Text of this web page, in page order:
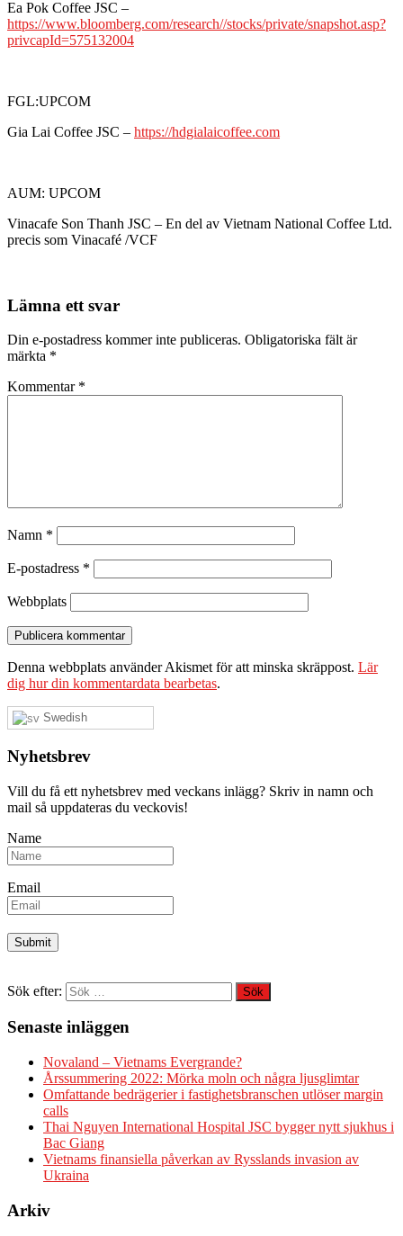
Ea Pok Coffee JSC –
https://www.bloomberg.com/research//stocks/private/snapshot.asp?
privcapId=575132004
FGL:UPCOM
Gia Lai Coffee JSC – https://hdgialaicoffee.com
AUM: UPCOM
Vinacafe Son Thanh JSC – En del av Vietnam National Coffee Ltd.
precis som Vinacafé /VCF
Lämna ett svar
Din e-postadress kommer inte publiceras. Obligatoriska fält är
märkta *
Kommentar *
Namn *
E-postadress *
Webbplats
Denna webbplats använder Akismet för att minska skräppost. Lär
dig hur din kommentardata bearbetas.
Swedish
Nyhetsbrev
Vill du få ett nyhetsbrev med veckans inlägg? Skriv in namn och
mail så uppdateras du veckovis!
Name
Email
Sök efter:
Senaste inläggen
Novaland – Vietnams Evergrande?
Årssummering 2022: Mörka moln och några ljusglimtar
Omfattande bedrägerier i fastighetsbranschen utlöser margin
calls
Thai Nguyen International Hospital JSC bygger nytt sjukhus i
Bac Giang
Vietnams finansiella påverkan av Rysslands invasion av
Ukraina
Arkiv